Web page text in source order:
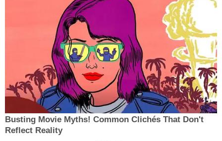
Busting Movie Myths! Common Clichés That Don't
Reflect Reality